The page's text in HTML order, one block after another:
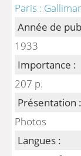
Paris :
Année de
1933
Importance :
207 p.
Présentation :
Photos
Langues :